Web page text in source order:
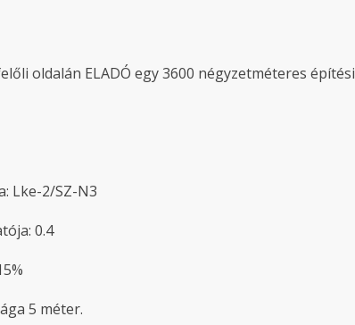
oldalán ELADÓ egy 3600 négyzetméteres
Lke-2/SZ-N3
0.4
5 méter.